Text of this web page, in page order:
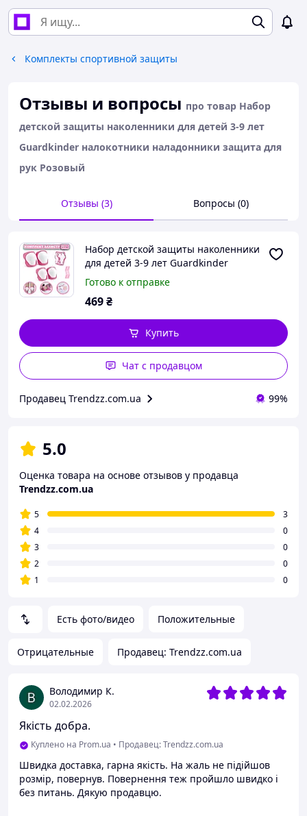
Комплекты спортивной защиты
Отзывы и вопросы про товар Набор
детской защиты наколенники для детей 3-9 лет
Guardkinder налокотники наладонники защита для
рук Розовый
Отзывы (3) Вопросы (0)
Есть фото/видео Положительные
Отрицательные Продавец: Trendzz.com.ua
Володимир К.
02.02.2026
Якість добра.
Куплено на Prom.ua • Продавец: Trendzz.com.ua
Швидка доставка, гарна якість. На жаль не підійшов
розмір, повернув. Повернення теж пройшло швидко і
без питань. Дякую продавцю.
Набор детской защиты наколенники
для детей 3-9 лет Guardkinder
налокотники наладонники защита
для рук Розовый
Готово к отправке
469₴
Купить
Чат с продавцом
Продавец Trendzz.com.ua 99%
5.0
Оценка товара на основе отзывов у продавца
Trendzz.com.ua
5
3
4
0
3
0
2
0
1
0